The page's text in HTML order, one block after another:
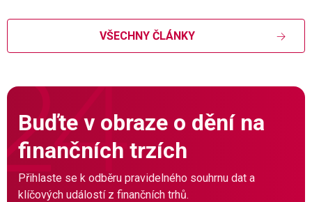
VŠECHNY ČLÁNKY
Buďte v obraze o dění na
finančních trzích
Přihlaste se k odběru pravidelného souhrnu dat a
klíčových událostí z finančních trhů.